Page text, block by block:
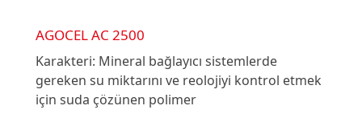
AGOCEL AC 2500
Karakteri: Mineral bağlayıcı sistemlerde
gereken su miktarını ve reolojiyi kontrol etmek
için suda çözünen polimer